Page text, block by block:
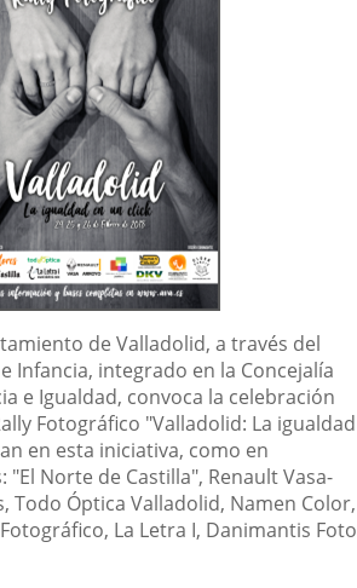
de Valladolid, a través del
Infancia, integrado en la Concejalía
e Igualdad, convoca la celebración
Fotográfico "Valladolid: La igualdad
en esta iniciativa, como en
Norte de Castilla", Renault Vasa-
Todo Óptica Valladolid, Namen Color,
La Letra I, Danimantis Foto